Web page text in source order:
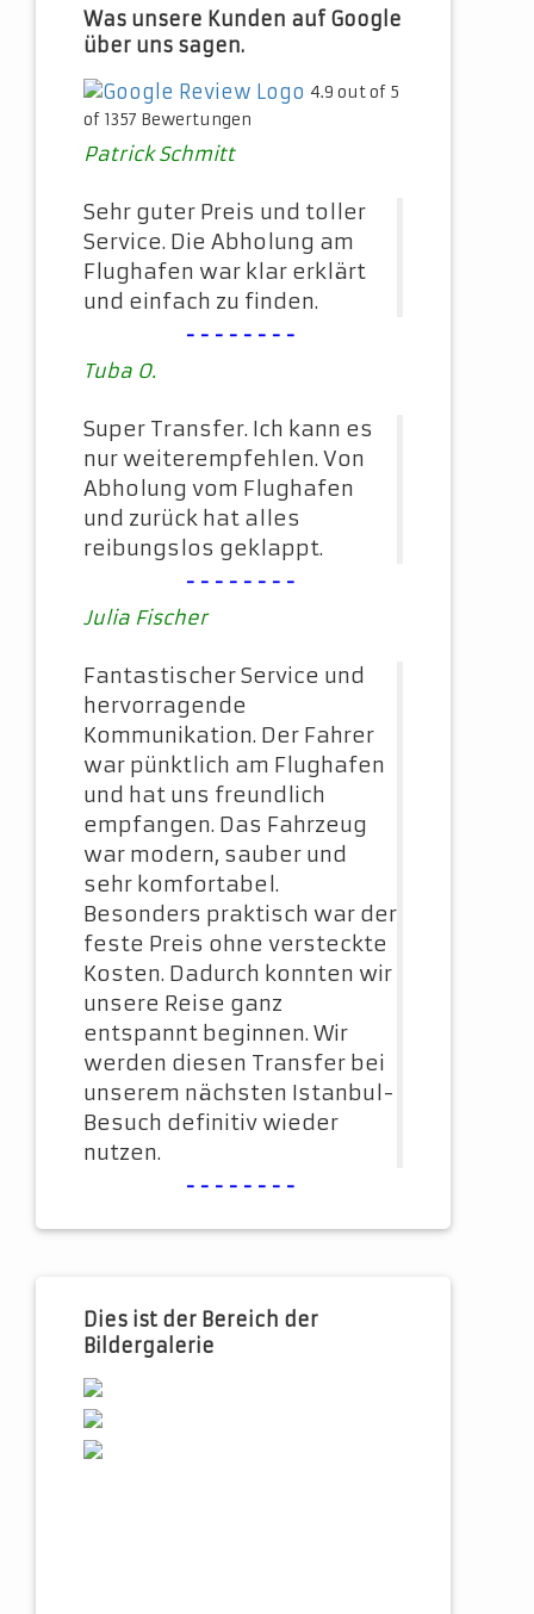
Was unsere Kunden auf Google
über uns sagen.
4.9 out of 5
of 1357 Bewertungen
Patrick Schmitt
Sehr guter Preis und toller
Service. Die Abholung am
Flughafen war klar erklärt
und einfach zu finden.
--------
Tuba O.
Super Transfer. Ich kann es
nur weiterempfehlen. Von
Abholung vom Flughafen
und zurück hat alles
reibungslos geklappt.
--------
Julia Fischer
Fantastischer Service und
hervorragende
Kommunikation. Der Fahrer
war pünktlich am Flughafen
und hat uns freundlich
empfangen. Das Fahrzeug
war modern, sauber und
sehr komfortabel.
Besonders praktisch war der
feste Preis ohne versteckte
Kosten. Dadurch konnten wir
unsere Reise ganz
entspannt beginnen. Wir
werden diesen Transfer bei
unserem nächsten Istanbul-
Besuch definitiv wieder
nutzen.
--------
Dies ist der Bereich der
Bildergalerie